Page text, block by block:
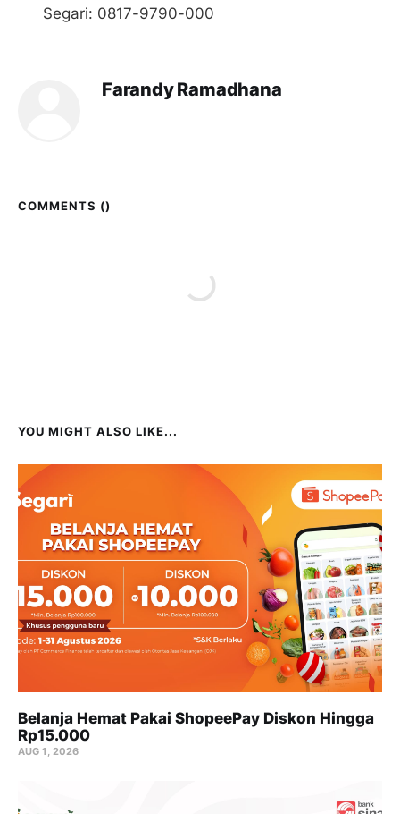
Segari: 0817-9790-000
Farandy Ramadhana
COMMENTS ()
YOU MIGHT ALSO LIKE...
Belanja Hemat Pakai ShopeePay Diskon Hingga
Rp15.000
AUG 1, 2026